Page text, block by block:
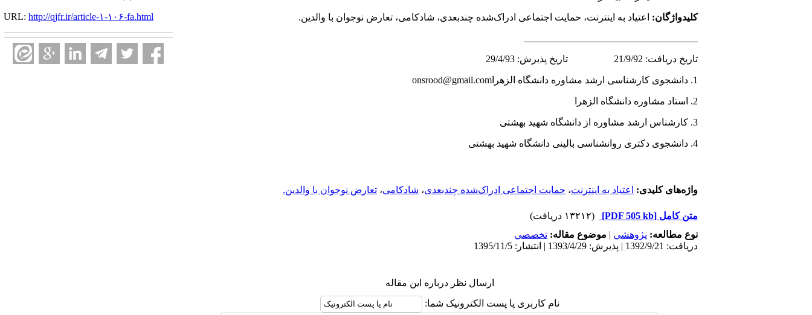
کلید‌واژگان: اعتیاد به اینترنت، حمایت اجتماعی ادراک‌شده چند‌بعدی، شادکامی، تعارض نوجوان با والدین.
تاریخ دریافت: 21/9/92 تاریخ پذیرش: 29/4/93
1. دانشجوی کارشناسی ارشد مشاوره دانشگاه الزهرا onsrood@gmail.com
2. استاد مشاوره دانشگاه الزهرا
3. کارشناس ارشد مشاوره از دانشگاه شهید بهشتی
4. دانشجوی دکتری روانشناسی بالینی دانشگاه شهید بهشتی
واژه‌های کلیدی: اعتیاد به اینترنت، حمایت اجتماعی ادراک‌شده چند‌بعدی، شادکامی، تعارض نوجوان با والدین.
متن کامل [PDF 505 kb]
(۱۳۲۱۲ دریافت)
نوع مطالعه: پژوهشي | موضوع مقاله: تخصصي
دریافت: 1392/9/21 | پذیرش: 1393/4/29 | انتشار: 1395/11/5
ارسال نظر درباره این مقاله
نام کاربری یا پست الکترونیک شما:
URL: http://qjfr.ir/article-۱-۱۰۶-fa.html